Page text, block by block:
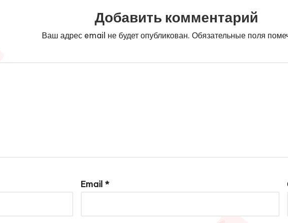
Добавить комментарий
Ваш адрес email не будет опубликован. Обязательные поля
Email *